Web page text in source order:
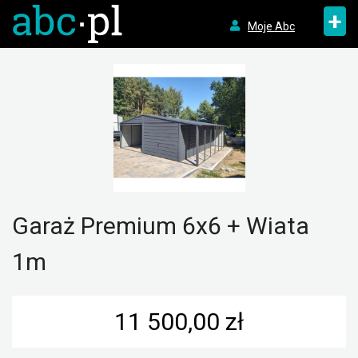
Moje Abc +
Garaż Premium 6x6 + Wiata
1m
11 500,00 zł